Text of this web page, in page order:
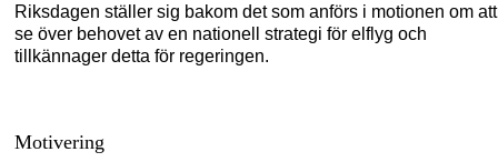
Riksdagen ställer sig bakom det som anförs i motionen om att
se över behovet av en nationell strategi för elflyg och
tillkännager detta för regeringen.
Motivering